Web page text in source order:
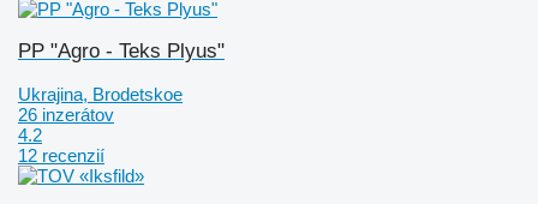
PP "Agro - Teks Plyus"
Ukrajina, Brodetskoe
26 inzerátov
4.2
12 recenzií